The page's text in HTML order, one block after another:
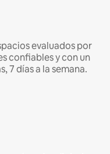
evaluados por
confiables y con un
7 días a la semana.